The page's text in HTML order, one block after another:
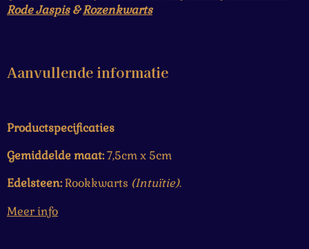
Rode Jaspis&Rozenkwarts
Aanvullende informatie
Productspecificaties
Gemiddelde maat:7,5cm x 5cm
Edelsteen:Rookkwarts (Intuïtie).
Meer info